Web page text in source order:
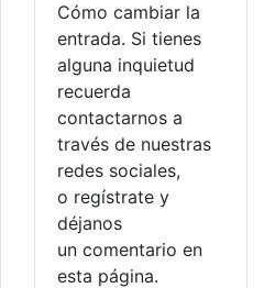
Cómo cambiar la
entrada. Si tienes
alguna inquietud
recuerda
contactarnos a
través de nuestras
redes sociales,
o regístrate y
déjanos
un comentario en
esta página.